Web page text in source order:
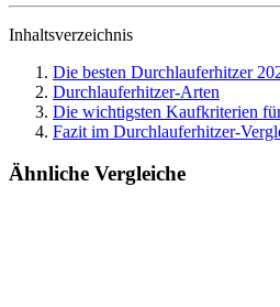
Inhaltsverzeichnis
Die besten Durchlauferhitzer
Durchlauferhitzer-Arten
Die wichtigsten Kaufkriterien
Fazit im Durchlauferhitzer-
Ähnliche Vergleiche